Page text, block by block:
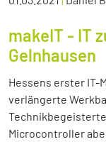
makeIT - IT
Gelnhausen
Hessens erster IT-
verlängerte
Microcontroller